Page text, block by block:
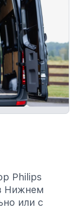
Philips
Нижнем
или с